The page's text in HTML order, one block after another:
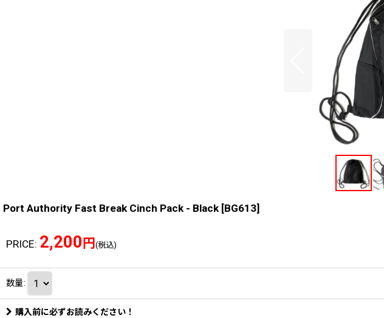
Port Authority Fast Break Cinch Pack - Black [BG613]
PRICE: 2,200 円 (税込)
数量:
購入前に必ずお読みください！